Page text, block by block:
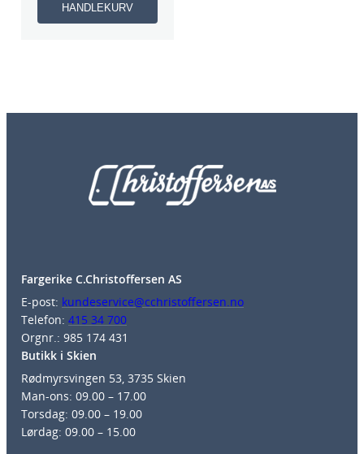
HANDLEKURV
Fargerike C.Christoffersen AS
E-post: kundeservice@cchristoffersen.no
Telefon: 415 34 700
Orgnr.: 985 174 431
Butikk i Skien
Rødmyrsvingen 53, 3735 Skien
Man-ons: 09.00 – 17.00
Torsdag: 09.00 – 19.00
Lørdag: 09.00 – 15.00